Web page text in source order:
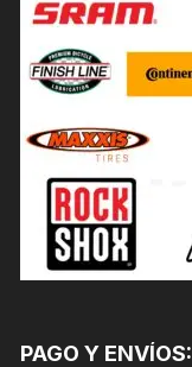
PAGO Y ENVÍOS: